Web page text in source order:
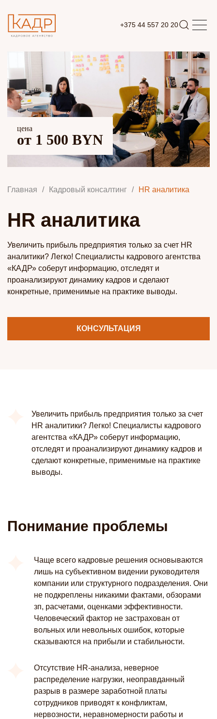
+375 44 557 20 20
Главная / Кадровый консалтинг / HR аналитика
HR аналитика
Увеличить прибыль предприятия только за счет HR
аналитики? Легко! Специалисты кадрового агентства
«КАДР» соберут информацию, отследят и
проанализируют динамику кадров и сделают
конкретные, применимые на практике выводы.
КОНСУЛЬТАЦИЯ
цена
от 1 500 BYN
Увеличить прибыль предприятия только за счет
HR аналитики? Легко! Специалисты кадрового
агентства «КАДР» соберут информацию,
отследят и проанализируют динамику кадров и
сделают конкретные, применимые на практике
выводы.
Понимание проблемы
Чаще всего кадровые решения основываются
лишь на субъективном видении руководителя
компании или структурного подразделения. Они
не подкреплены никакими фактами, обзорами
зп, расчетами, оценками эффективности.
Человеческий фактор не застрахован от
вольных или невольных ошибок, которые
сказываются на прибыли и стабильности.
Отсутствие HR-анализа, неверное
распределение нагрузки, неоправданный
разрыв в размере заработной платы
сотрудников приводят к конфликтам,
нервозности, неравномерности работы и